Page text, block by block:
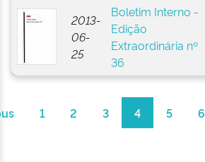
2013-
06-
25
Boletim Interno -
Edição
Extraordinária nº
36
1 2 3 4 5 6